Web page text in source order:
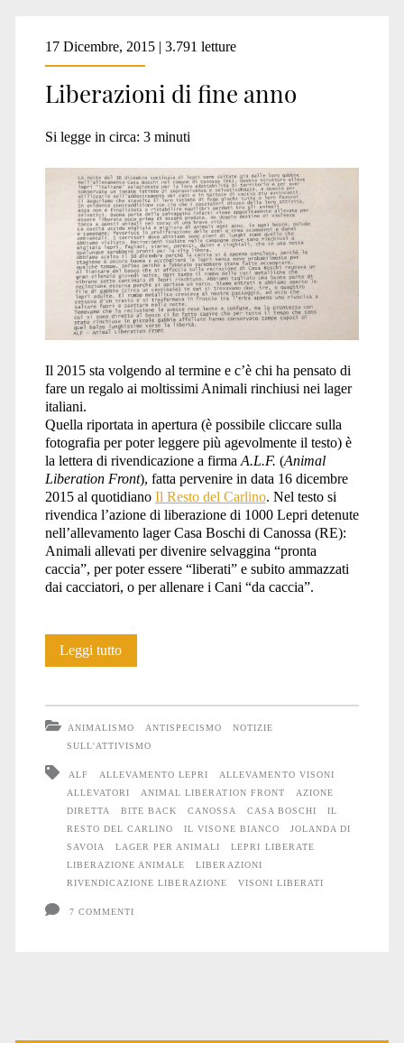
17 Dicembre, 2015 | 3.791 letture
Liberazioni di fine anno
Si legge in circa: 3 minuti
Il 2015 sta volgendo al termine e c’è chi ha pensato di
fare un regalo ai moltissimi Animali rinchiusi nei lager
italiani.
Quella riportata in apertura (è possibile cliccare sulla
fotografia per poter leggere più agevolmente il testo) è
la lettera di rivendicazione a firma A.L.F. (Animal
Liberation Front), fatta pervenire in data 16 dicembre
2015 al quotidiano Il Resto del Carlino. Nel testo si
rivendica l’azione di liberazione di 1000 Lepri detenute
nell’allevamento lager Casa Boschi di Canossa (RE):
Animali allevati per divenire selvaggina “pronta
caccia”, per poter essere “liberati” e subito ammazzati
dai cacciatori, o per allenare i Cani “da caccia”.
Leggi tuttoLiberazioni
anno
ANIMALISMO ANTISPECISMO
NOTIZIE
SULL'ATTIVISMO
ALF ALLEVAMENTO LEPRI
ALLEVAMENTO VISONI
ALLEVATORI
ANIMAL LIBERATION FRONT
AZIONE
DIRETTA
BITE BACK CANOSSA CASA BOSCHI
IL
RESTO DEL CARLINO
IL VISONE BIANCO
JOLANDA DI
SAVOIA
LAGER PER ANIMALI
LEPRI LIBERATE
LIBERAZIONE ANIMALE
LIBERAZIONI
RIVENDICAZIONE LIBERAZIONE
VISONI LIBERATI
7 COMMENTI